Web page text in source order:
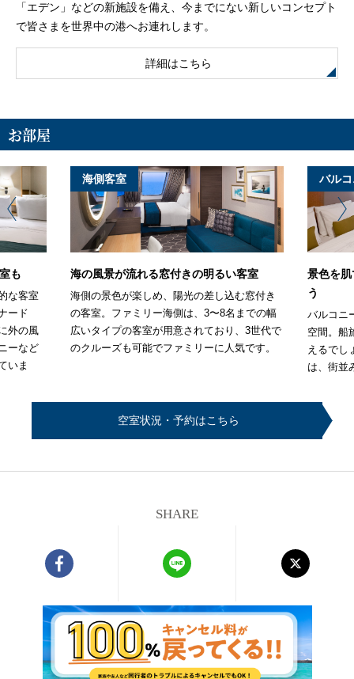
「エデン」などの新施設を備え、今までにない新しいコンセプト
で皆さまを世界中の港へお連れします。
詳細はこちら
お部屋
も
な客室
ード
外の風
ーなど
いま
海側客室
海の風景が流れる窓付きの明るい客室
海側の景色が楽しめ、陽光の差し込む窓付き
の客室。ファミリー海側は、3〜8名までの幅
広いタイプの客室が用意されており、3世代で
のクルーズも可能でファミリーに人気です。
バル
景色を
う
バルコニ
空間。船
えるでし
は、街並
空室状況・予約はこちら
SHARE